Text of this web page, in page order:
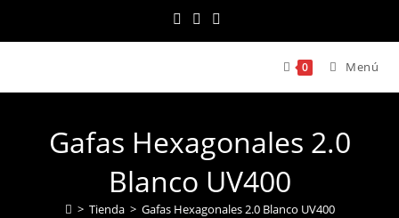
0 Menú
Gafas Hexagonales 2.0
Blanco UV400
> Tienda > Gafas Hexagonales 2.0 Blanco UV400